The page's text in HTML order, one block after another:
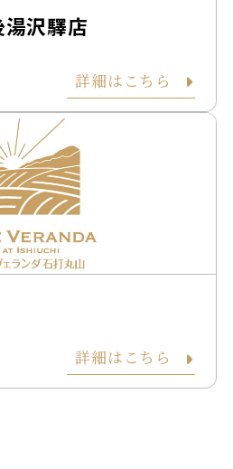
沢驛店
詳細はこちら
詳細はこちら